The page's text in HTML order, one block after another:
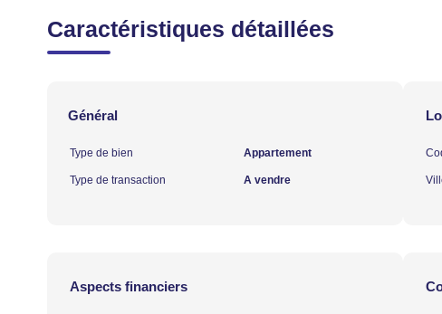
Caractéristiques détaillées
Général
Type de bien Appartement
Type de transaction A vendre
Aspects financiers